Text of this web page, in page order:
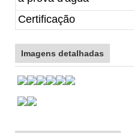
Certificação
Imagens detalhadas